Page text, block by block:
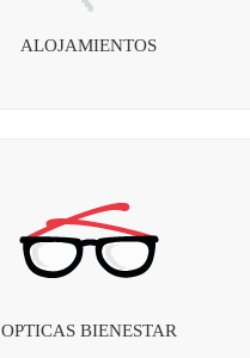
ALOJAMIENTOS
OPTICAS BIENESTAR